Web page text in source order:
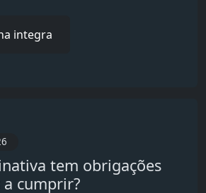
integra
tem obrigações
cumprir?